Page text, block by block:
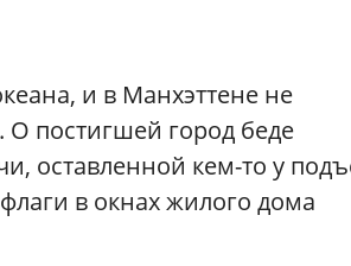
и в Манхэттене не
постигшей город беде
оставленной кем-то у
в окнах жилого дома